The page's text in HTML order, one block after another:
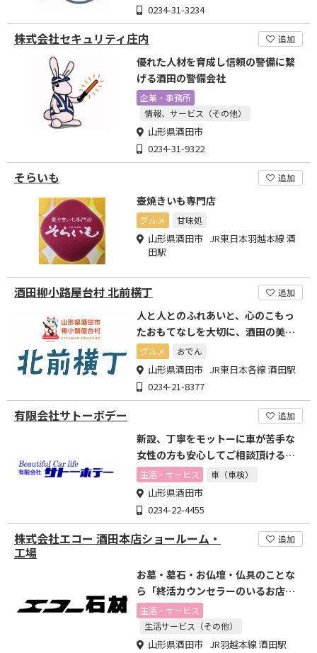
0234-31-3234
株式会社セキュリティ庄内 追加
優れた人材を育成し信頼の警備に繋
げる酒田の警備会社
企業・事務所
情報、サービス（その他）
山形県酒田市
0234-31-9322
そらいも 追加
壺焼きいも専門店
グルメ 甘味処
山形県酒田市 JR東日本羽越本線 酒
田駅
酒田柳小路屋台村 北前横丁 追加
人と人とのふれあいと、心のこもっ
たおもてなしを大切に、酒田の美味
しいもの発信します。
グルメ おでん
山形県酒田市 JR東日本各線 酒田駅
0234-21-8377
有限会社サトーボデー 追加
新設、丁寧をモットーに車が苦手な
女性の方も安心してご相談頂ける工
場を目指しています
生活・サービス 車（車検）
山形県酒田市
0234-22-4455
株式会社エコー 酒田本店ショールーム・
工場
追加
お墓・墓石・お仏壇・仏具のことな
ら「終活カウンセラーのいるお店」
山形県酒田市エコー石材へ
生活・サービス
生活サービス（その他）
山形県酒田市 JR羽越本線 酒田駅